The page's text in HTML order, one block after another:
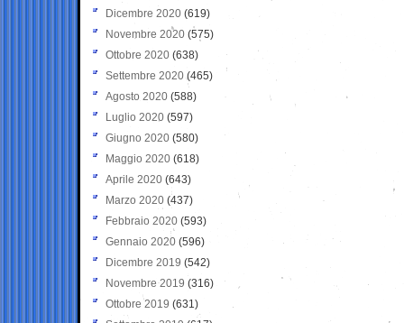
Dicembre 2020 (619)
Novembre 2020 (575)
Ottobre 2020 (638)
Settembre 2020(465)
Agosto 2020 (588)
Luglio 2020 (597)
Giugno 2020 (580)
Maggio 2020 (618)
Aprile 2020 (643)
Marzo 2020 (437)
Febbraio 2020 (593)
Gennaio 2020 (596)
Dicembre 2019 (542)
Novembre 2019 (316)
Ottobre 2019 (631)